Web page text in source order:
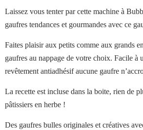
Laissez vous tenter par cette machine à
gaufres tendances et gourmandes avec ce
Faites plaisir aux petits comme aux grands
gaufres au nappage de votre choix. Facile à
revêtement antiadhésif aucune gaufre
La recette est incluse dans la boite, rien de
pâtissiers en herbe !
Des gaufres bulles originales et créatives